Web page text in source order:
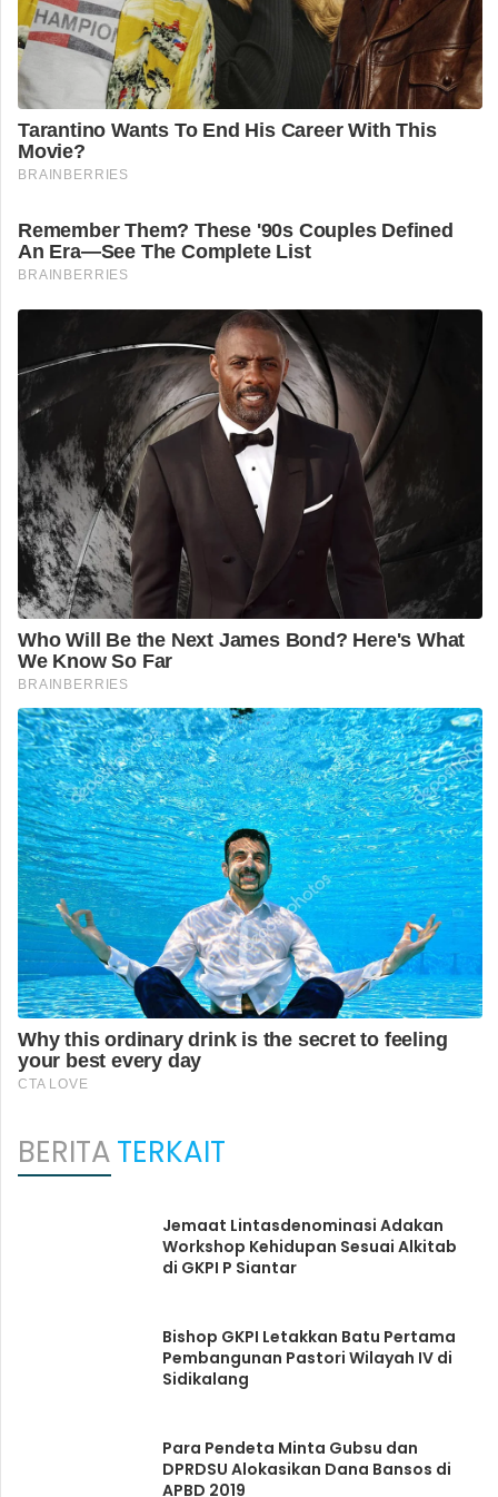
BERITATERKAIT
Jemaat Lintasdenominasi Adakan
Workshop Kehidupan Sesuai Alkitab
di GKPI P Siantar
Bishop GKPI Letakkan Batu Pertama
Pembangunan Pastori Wilayah IV di
Sidikalang
Para Pendeta Minta Gubsu dan
DPRDSU Alokasikan Dana Bansos di
APBD 2019